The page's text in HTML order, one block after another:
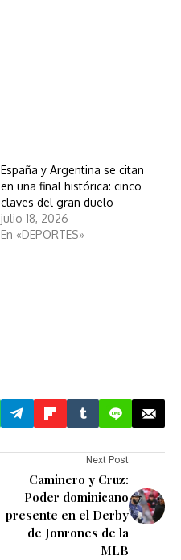
España y Argentina se citan
en una final histórica: cinco
claves del gran duelo
julio 18, 2026
En «DEPORTES»
Next Post
Caminero y Cruz:
Poder dominicano
presente en el Derby
de Jonrones de la
MLB